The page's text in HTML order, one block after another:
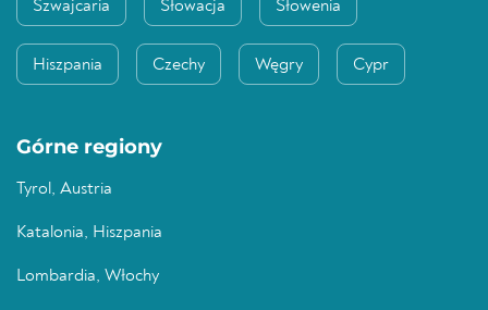
Szwajcaria Słowacja Słowenia
Hiszpania Czechy Węgry Cypr
Górne regiony
Tyrol, Austria
Katalonia, Hiszpania
Lombardia, Włochy